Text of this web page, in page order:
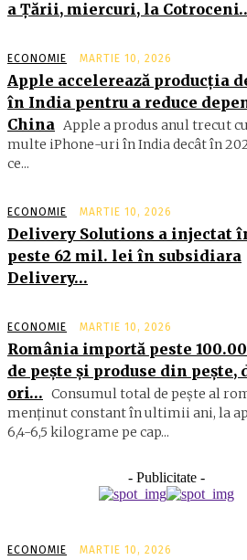
a Ţării, miercuri, la
ECONOMIE MARTIE 10, 2026
Apple accelerează producția
în India pentru a reduce
China Apple a produs anul trecut
multe iPhone-uri în India decât în
ce...
ECONOMIE MARTIE 10, 2026
Delivery Solutions a injectat
peste 62 mil. lei în subsidiara
Delivery…
ECONOMIE MARTIE 10, 2026
România importă peste
de peşte şi produse din peşte,
ori… Consumul total de peşte al
menţinut constant în ul­timii ani, la
6,4-6,5 ki­lograme pe cap...
- Publicitate -
ECONOMIE MARTIE 10, 2026